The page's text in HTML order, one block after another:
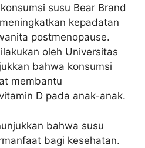
susu Bear Brand
kepadatan
postmenopause.
oleh Universitas
bahwa konsumsi
membantu
D pada anak-anak.
bahwa susu
bagi kesehatan.